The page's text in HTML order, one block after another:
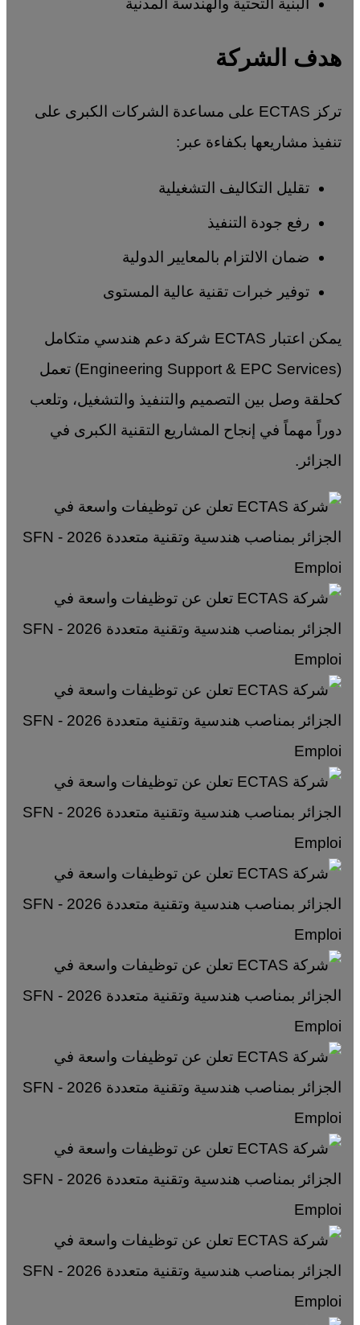
هدف الشركة
تركز ECTAS على مساعدة الشركات الكبرى على
تنفيذ مشاريعها بكفاءة عبر:
تقليل التكاليف التشغيلية
رفع جودة التنفيذ
ضمان الالتزام بالمعايير الدولية
توفير خبرات تقنية عالية المستوى
يمكن اعتبار ECTAS شركة دعم هندسي متكامل
(Engineering Support & EPC Services) تعمل
كحلقة وصل بين التصميم والتنفيذ والتشغيل، وتلعب
دوراً مهماً في إنجاح المشاريع التقنية الكبرى في
الجزائر.